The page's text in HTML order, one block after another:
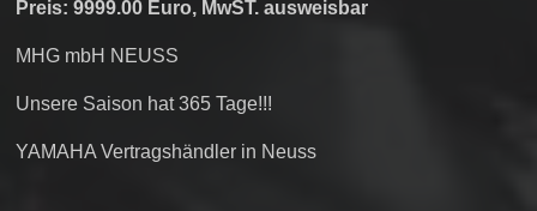
Preis: 9999.00 Euro, MwST. ausweisbar
MHG mbH NEUSS
Unsere Saison hat 365 Tage!!!
YAMAHA Vertragshändler in Neuss